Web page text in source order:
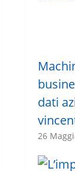
dati
26